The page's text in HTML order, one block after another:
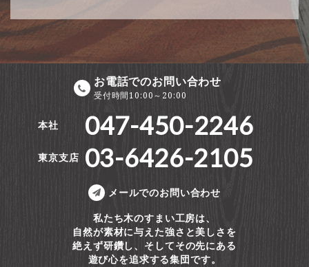
お電話でのお問い合わせ
受付時間10:00～20:00
本社 047-450-2246
東京支店 03-6426-2105
メールでのお問い合わせ
私たち木のすまい工房は、
自然が素材に与えた強さと美しさを
絶えず研鑽し、そしてその先にある
遊び心を追求する集団です。